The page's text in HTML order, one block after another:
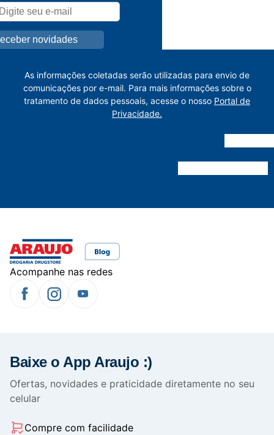
As informações coletadas serão utilizadas para envio de
comunicações por e-mail. Para mais informações sobre o
tratamento de dados pessoais, acesse o nosso Portal de
Privacidade.
Acompanhe nas redes
Baixe o App Araujo :)
Ofertas, novidades e praticidade diretamente no seu
celular
Compre com facilidade